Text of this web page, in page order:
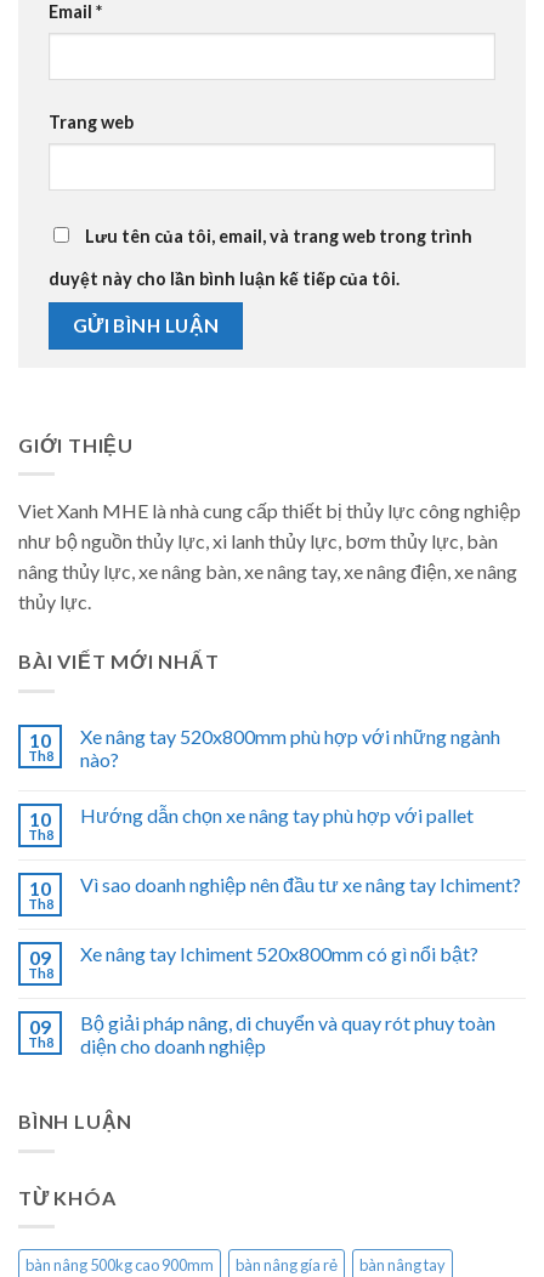
Email *
Trang web
Lưu tên của tôi, email, và trang web trong trình
duyệt này cho lần bình luận kế tiếp của tôi.
GIỚI THIỆU
Viet Xanh MHE là nhà cung cấp thiết bị thủy lực công nghiệp
như bộ nguồn thủy lực, xi lanh thủy lực, bơm thủy lực, bàn
nâng thủy lực, xe nâng bàn, xe nâng tay, xe nâng điện, xe nâng
thủy lực.
BÀI VIẾT MỚI NHẤT
10
Th8
Xe nâng tay 520x800mm phù hợp với những ngành
nào?
10
Th8
Hướng dẫn chọn xe nâng tay phù hợp với pallet
10
Th8
Vì sao doanh nghiệp nên đầu tư xe nâng tay Ichiment?
09
Th8
Xe nâng tay Ichiment 520x800mm có gì nổi bật?
09
Th8
Bộ giải pháp nâng, di chuyển và quay rót phuy toàn
diện cho doanh nghiệp
BÌNH LUẬN
TỪ KHÓA
bàn nâng 500kg cao 900mm bàn nâng gía rẻ
bàn nâng tay